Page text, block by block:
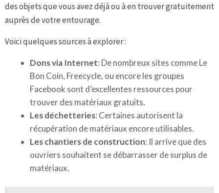
des objets que vous avez déjà ou à en trouver gratuitement
auprès de votre entourage.
Voici quelques sources à explorer :
Dons via Internet: De nombreux sites comme Le
Bon Coin, Freecycle, ou encore les groupes
Facebook sont d’excellentes ressources pour
trouver des matériaux gratuits.
Les déchetteries: Certaines autorisent la
récupération de matériaux encore utilisables.
Les chantiers de construction: Il arrive que des
ouvriers souhaitent se débarrasser de surplus de
matériaux.